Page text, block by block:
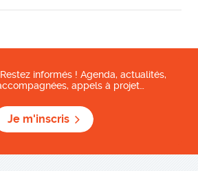
informés ! Agenda, actualités,
appels à projet…
Je m'inscris